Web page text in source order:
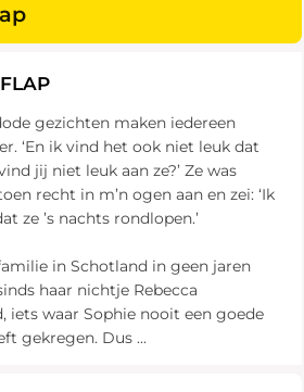
gezichten maken iedereen
‘En ik vind het ook niet leuk dat
jij niet leuk aan ze?’ Ze was
recht in m’n ogen aan en zei: ‘Ik
ze ’s nachts rondlopen.’
in Schotland in geen jaren
haar nichtje Rebecca
iets waar Sophie nooit een goede
gekregen. Dus ...